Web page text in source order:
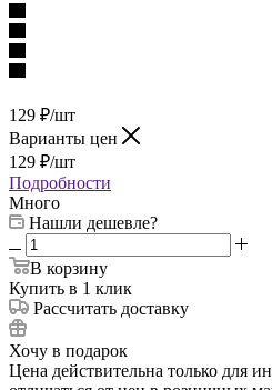
129 ₽/шт
Варианты цен
129 ₽/шт
Подробности
Много
Нашли дешевле?
В корзину
Купить в 1 клик
Рассчитать доставку
Хочу в подарок
Цена действительна только для